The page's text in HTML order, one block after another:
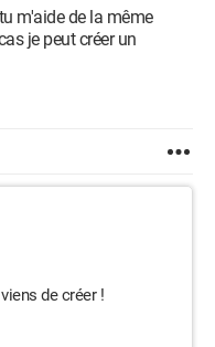
m'aide de la même
je peut créer un
de créer !